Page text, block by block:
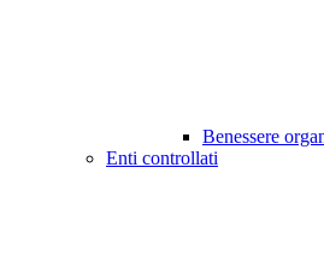
Benessere
Enti controllati